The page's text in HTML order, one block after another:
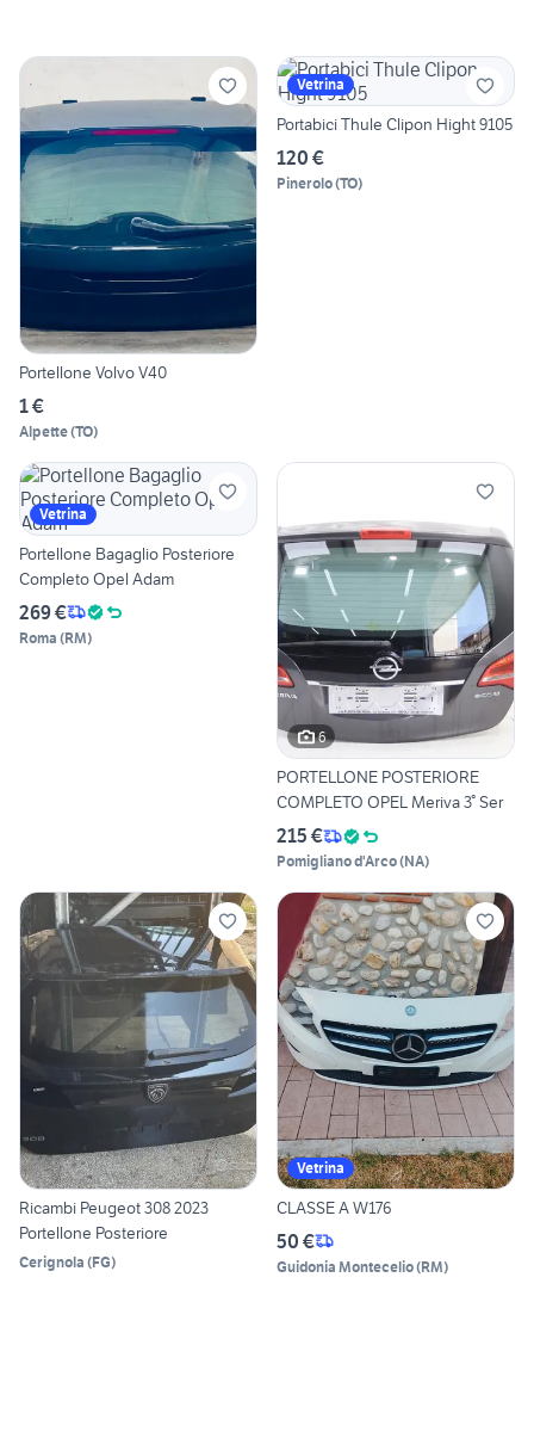
Portellone Volvo V40
1 €
Alpette(TO)
Vetrina
Portabici Thule Clipon Hight 9105
120 €
Pinerolo(TO)
Vetrina
Portellone Bagaglio Posteriore
Completo Opel Adam
269 €
Roma (RM)
6
PORTELLONE POSTERIORE
COMPLETO OPEL Meriva 3° Ser
215 €
Pomigliano d'Arco(NA)
Ricambi Peugeot 308 2023
Portellone Posteriore
Cerignola (FG)
Vetrina
CLASSE A W176
50 €
Guidonia Montecelio(RM)